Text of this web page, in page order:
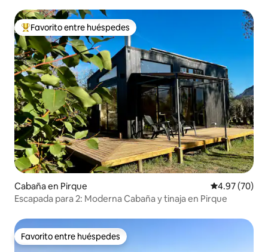
Favorito entre huéspedes preferido
Favorito entre huéspedes
Cabaña en Pirque Calificación
4.97 (70)
Escapada para 2: Moderna Cabaña y tinaja en Pirque
Favorito entre huéspedes
Favorito entre huéspedes